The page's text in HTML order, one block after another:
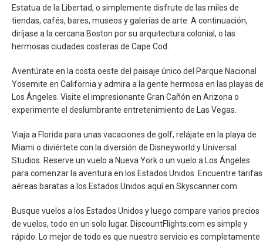
Estatua de la Libertad, o simplemente disfrute de las miles de
tiendas, cafés, bares, museos y galerías de arte. A continuación,
diríjase a la cercana Boston por su arquitectura colonial, o las
hermosas ciudades costeras de Cape Cod.
Aventúrate en la costa oeste del paisaje único del Parque Nacional
Yosemite en California y admira a la gente hermosa en las playas
Los Ángeles. Visite el impresionante Gran Cañón en Arizona o
experimente el deslumbrante entretenimiento de Las Vegas.
Viaja a Florida para unas vacaciones de golf, relájate en la playa de
Miami o diviértete con la diversión de Disneyworld y Universal
Studios. Reserve un vuelo a Nueva York o un vuelo a Los Ángeles
para comenzar la aventura en los Estados Unidos. Encuentre tarifas
aéreas baratas a los Estados Unidos aquí en Skyscanner.com.
Busque vuelos a los Estados Unidos y luego compare varios precios
de vuelos, todo en un solo lugar. DiscountFlights.com es simple y
rápido. Lo mejor de todo es que nuestro servicio es completamente